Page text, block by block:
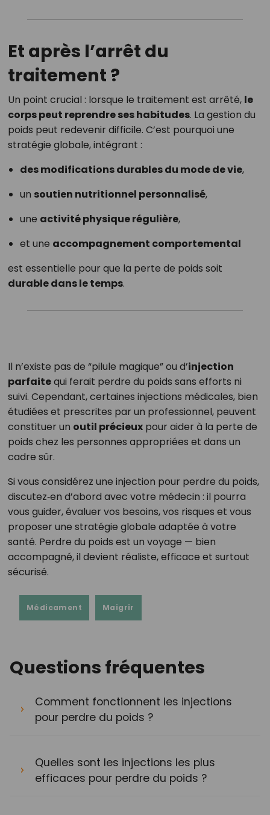
Et après l’arrêt du
traitement ?
Un point crucial : lorsque le traitement est arrêté, le
corps peut reprendre ses habitudes. La gestion du
poids peut redevenir difficile. C’est pourquoi une
stratégie globale, intégrant :
des modifications durables du mode de vie,
un soutien nutritionnel personnalisé,
une activité physique régulière,
et une accompagnement comportemental
est essentielle pour que la perte de poids soit
durable dans le temps.
Il n’existe pas de “pilule magique” ou d’injection
parfaitequi ferait perdre du poids sans efforts ni
suivi. Cependant, certaines injections médicales, bien
étudiées et prescrites par un professionnel, peuvent
constituer un outil précieuxpour aider à la perte de
poids chez les personnes appropriées et dans un
cadre sûr.
Si vous considérez une injection pour perdre du poids,
discutez‑en d’abord avec votre médecin : il pourra
vous guider, évaluer vos besoins, vos risques et vous
proposer une stratégie globale adaptée à votre
santé. Perdre du poids est un voyage — bien
accompagné, il devient réaliste, efficace et surtout
sécurisé.
Médicament Maigrir
Questions fréquentes
Comment fonctionnent les injections
pour perdre du poids ?
Quelles sont les injections les plus
efficaces pour perdre du poids ?